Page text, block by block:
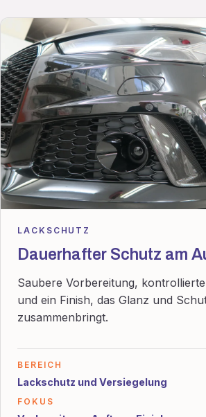
LACKSCHUTZ
Dauerhafter Schutz am
Saubere Vorbereitung,
und ein Finish, das Glanz und
zusammenbringt.
BEREICH
Lackschutz und Versiegelung
FOKUS